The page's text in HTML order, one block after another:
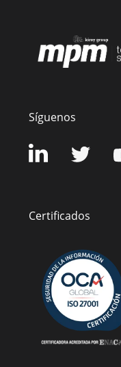
Síguenos
Certificados